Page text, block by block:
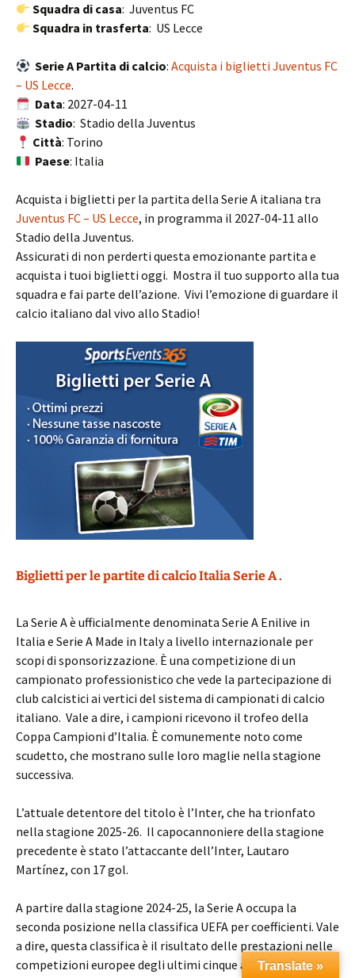
Squadra di casa: Juventus FC
Squadra in trasferta: US Lecce
Serie A Partita di calcio:Acquista i biglietti Juventus FC
– US Lecce.
Data: 2027-04-11
Stadio: Stadio della Juventus
Città: Torino
Paese: Italia
Acquista i biglietti per la partita della Serie A italiana tra
Juventus FC – US Lecce, in programma il 2027-04-11 allo
Stadio della Juventus.
Assicurati di non perderti questa emozionante partita e
acquista i tuoi biglietti oggi. Mostra il tuo supporto alla tua
squadra e fai parte dell’azione. Vivi l’emozione di guardare il
calcio italiano dal vivo allo Stadio!
Biglietti per le partite di calcio Italia Serie A .
La Serie A è ufficialmente denominata Serie A Enilive in
Italia e Serie A Made in Italy a livello internazionale per
scopi di sponsorizzazione. È una competizione di un
campionato professionistico che vede la partecipazione di
club calcistici ai vertici del sistema di campionati di calcio
italiano. Vale a dire, i campioni ricevono il trofeo della
Coppa Campioni d’Italia. È comunemente noto come
scudetto, che mostrano sulle loro maglie nella stagione
successiva.
L’attuale detentore del titolo è l’Inter, che ha trionfato
nella stagione 2025-26. Il capocannoniere della stagione
precedente è stato l’attaccante dell’Inter, Lautaro
Martínez, con 17 gol.
A partire dalla stagione 2024-25, la Serie A occupa la
seconda posizione nella classifica UEFA per coefficienti. Vale
a dire, questa classifica è il risultato delle prestazioni nelle
competizioni europee degli ultimi cinque anni. Cioè, la
Translate »